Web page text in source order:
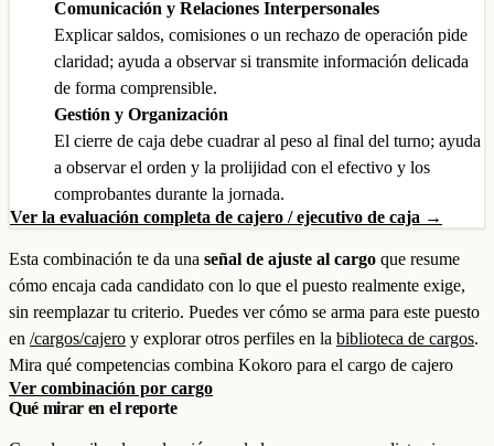
Comunicación y Relaciones Interpersonales
Explicar saldos, comisiones o un rechazo de operación pide
claridad; ayuda a observar si transmite información delicada
de forma comprensible.
Gestión y Organización
El cierre de caja debe cuadrar al peso al final del turno; ayuda
a observar el orden y la prolijidad con el efectivo y los
comprobantes durante la jornada.
Ver la evaluación completa de cajero / ejecutivo de caja →
Esta combinación te da una señal de ajuste al cargo que resume
cómo encaja cada candidato con lo que el puesto realmente exige,
sin reemplazar tu criterio. Puedes ver cómo se arma para este puesto
en /cargos/cajero y explorar otros perfiles en la biblioteca de cargos.
Mira qué competencias combina Kokoro para el cargo de cajero
Ver combinación por cargo
Qué mirar en el reporte